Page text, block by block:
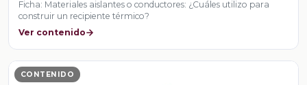
Ficha: Materiales aislantes o conductores: ¿Cuáles utilizo para
construir un recipiente térmico?
Ver contenido
CONTENIDO